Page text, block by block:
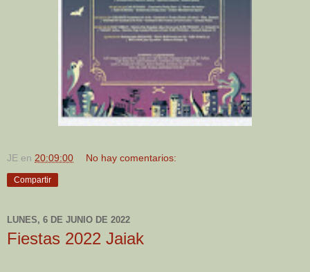
JE en 20:09:00 No hay comentarios:
Compartir
LUNES, 6 DE JUNIO DE 2022
Fiestas 2022 Jaiak